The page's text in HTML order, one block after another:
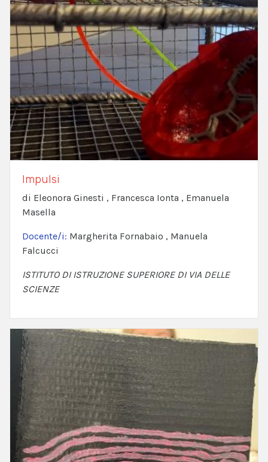
Impulsi
di Eleonora Ginesti , Francesca Ionta , Emanuela
Masella
Docente/i: Margherita Fornabaio , Manuela
Falcucci
ISTITUTO DI ISTRUZIONE SUPERIORE DI VIA DELLE
SCIENZE